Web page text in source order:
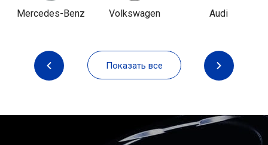
Mercedes-Benz Volkswagen Audi
Показать все